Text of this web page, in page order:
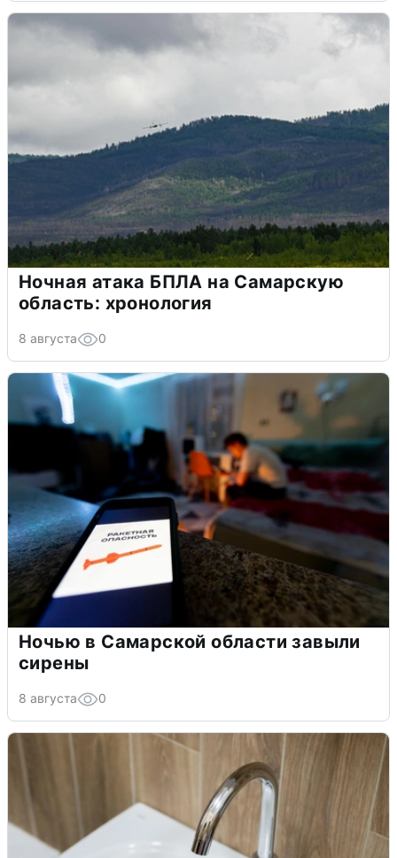
Ночная атака БПЛА на Самарскую
область: хронология
8 августа 0
Ночью в Самарской области завыли
сирены
8 августа 0